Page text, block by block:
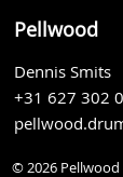
Pellwood
Dennis Smits
+31 627 302
© 2026